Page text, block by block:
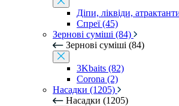
Діпи, ліквіди,
Спреї (45)
Зернові суміші (84)
Зернові суміші (84)
3Kbaits (82)
Corona (2)
Насадки (1205)
Насадки (1205)